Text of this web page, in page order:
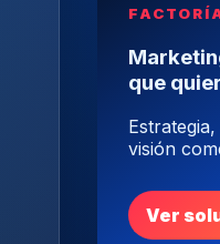
que
visión
Ver